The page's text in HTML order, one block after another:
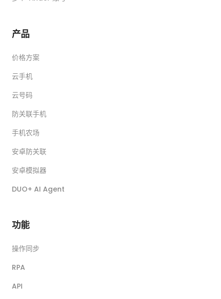
产品
价格方案
云手机
云号码
防关联手机
手机农场
安卓防关联
安卓模拟器
DUO+ AI Agent
功能
操作同步
RPA
API